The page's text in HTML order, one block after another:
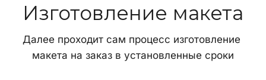
Изготовление макета
Далее проходит сам процесс изготовление
макета на заказ в установленные сроки